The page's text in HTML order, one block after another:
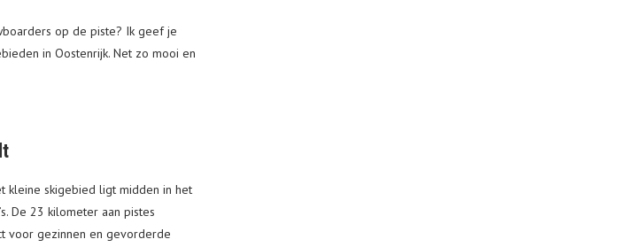
op de piste? Ik geef je
in Oostenrijk. Net zo mooi en
kleine skigebied ligt midden in het
De 23 kilometer aan pistes
voor gezinnen en gevorderde